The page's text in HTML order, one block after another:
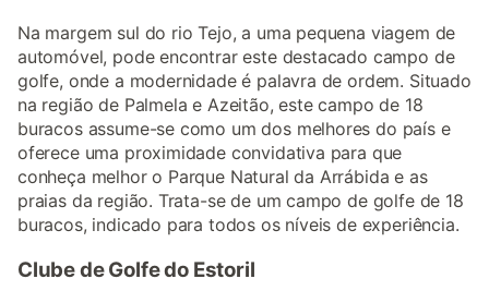
Na margem sul do rio Tejo, a uma pequena viagem de
automóvel, pode encontrar este destacado campo de
golfe, onde a modernidade é palavra de ordem. Situado
na região de Palmela e Azeitão, este campo de 18
buracos assume-se como um dos melhores do país e
oferece uma proximidade convidativa para que
conheça melhor o Parque Natural da Arrábida e as
praias da região. Trata-se de um campo de golfe de 18
buracos, indicado para todos os níveis de experiência.
Clube de Golfe do Estoril